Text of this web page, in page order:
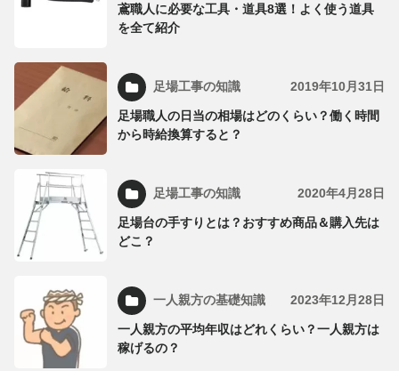
鳶職人に必要な工具・道具8選！よく使う道具
を全て紹介
足場工事の知識 2019年10月31日
足場職人の日当の相場はどのくらい？働く時間
から時給換算すると？
足場工事の知識 2020年4月28日
足場台の手すりとは？おすすめ商品＆購入先は
どこ？
一人親方の基礎知識 2023年12月28日
一人親方の平均年収はどれくらい？一人親方は
稼げるの？